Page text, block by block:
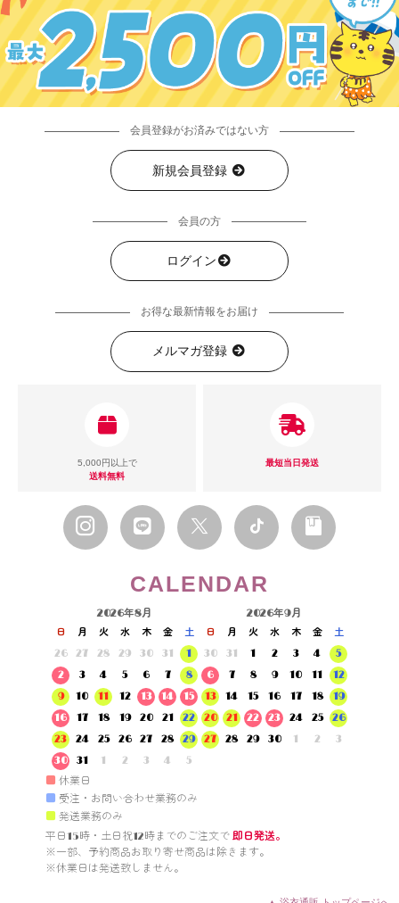
会員登録がお済みではない方
新規会員登録
会員の方
ログイン
お得な最新情報をお届け
メルマガ登録
5,000円以上で
送料無料
最短当日発送
CALENDAR
2026年8月
日 月 火 水 木 金
土
26
27 28 29 30 31
1
2
3 4 5 6 7
8
9
10 11 12 13 14
15
16
17 18 19 20 21
22
23
24 25 26 27 28
29
30
31 1 2 3 4 5
2026年9月
日 月 火 水 木 金
土
30
31 1 2 3 4
5
6
7 8 9 10 11
12
13
14 15 16 17 18
19
20
21 22 23 24 25
26
27
28 29 30 1 2 3
■ 休業日
■ 受注・お問い合わせ業務のみ
■ 発送業務のみ
平日15時・土日祝12時までのご注文で 即日発送。
※一部、予約商品お取り寄せ商品は除きます。
※休業日は発送致しません。